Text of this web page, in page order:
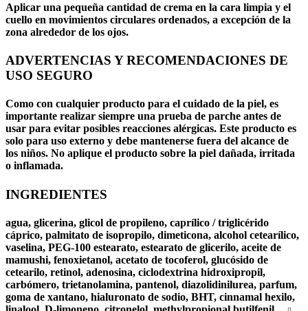
Aplicar una pequeña cantidad de crema en la cara limpia y el
cuello en movimientos circulares ordenados, a excepción de la
zona alrededor de los ojos.
ADVERTENCIAS Y RECOMENDACIONES DE
USO SEGURO
Como con cualquier producto para el cuidado de la piel, es
importante realizar siempre una prueba de parche antes de
usar para evitar posibles reacciones alérgicas. Este producto es
solo para uso externo y debe mantenerse fuera del alcance de
los niños. No aplique el producto sobre la piel dañada, irritada
o inflamada.
INGREDIENTES
agua, glicerina, glicol de propileno, caprílico / triglicérido
cáprico, palmitato de isopropilo, dimeticona, alcohol cetearílico,
vaselina, PEG-100 estearato, estearato de glicerilo, aceite de
mamushi, fenoxietanol, acetato de tocoferol, glucósido de
cetearilo, retinol, adenosina, ciclodextrina hidroxipropil,
carbómero, trietanolamina, pantenol, diazolidinilurea, parfum,
goma de xantano, hialuronato de sodio, BHT, cinnamal hexilo,